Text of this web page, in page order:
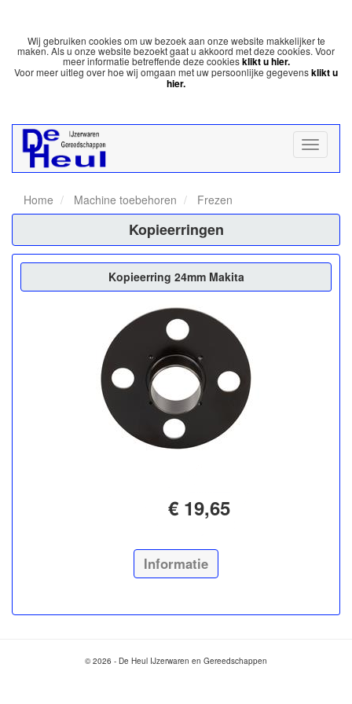
Wij gebruiken cookies om uw bezoek aan onze website makkelijker te
maken. Als u onze website bezoekt gaat u akkoord met deze cookies. Voor
meer informatie betreffende deze cookiesklikt u hier.
Voor meer uitleg over hoe wij omgaan met uw persoonlijke gegevensklikt u
hier.
Home Machine toebehoren Frezen
Kopieerringen
Kopieerring 24mm Makita
€ 19,65
Informatie
© 2026 - De Heul IJzerwaren en Gereedschappen